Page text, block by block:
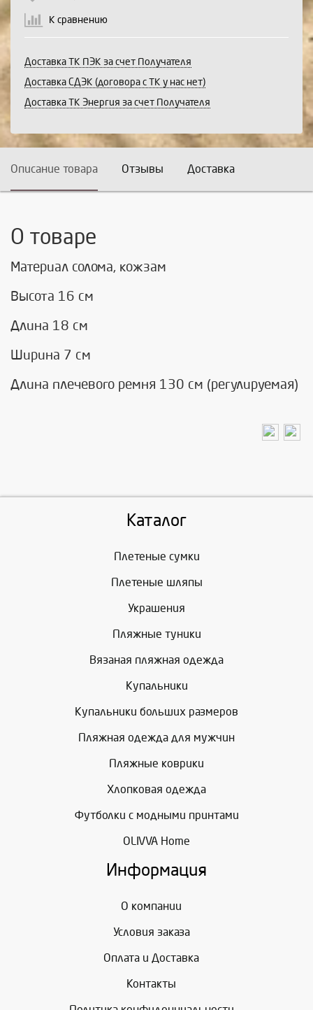
К сравнению
Доставка ТК ПЭК за счет Получателя
Доставка СДЭК (договора с ТК у нас нет)
Доставка ТК Энергия за счет Получателя
Описание товара Отзывы Доставка
О товаре
Материал солома, кожзам
Высота 16 см
Длина 18 см
Ширина 7 см
Длина плечевого ремня 130 см (регулируемая)
Каталог
Плетеные сумки
Плетеные шляпы
Украшения
Пляжные туники
Вязаная пляжная одежда
Купальники
Купальники больших размеров
Пляжная одежда для мужчин
Пляжные коврики
Хлопковая одежда
Футболки с модными принтами
OLIVVA Home
Информация
О компании
Условия заказа
Оплата и Доставка
Контакты